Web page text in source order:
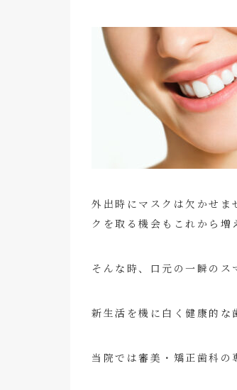
外出時にマスクは欠かせま
クを取る機会もこれから増
そんな時、口元の一瞬のス
新生活を機に白く健康的な
当院では審美・矯正歯科の